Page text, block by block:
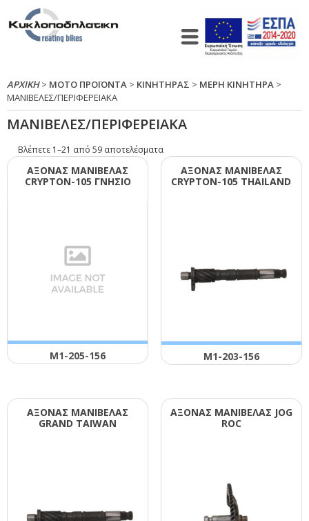
ΑΡΧΙΚΉ> ΜΟΤΟ ΠΡΟΪΟΝΤΑ > ΚΙΝΗΤΗΡΑΣ > ΜΕΡΗ ΚΙΝΗΤΗΡΑ >
ΜΑΝΙΒΕΛΕΣ/ΠΕΡΙΦΕΡΕΙΑΚΑ
ΜΑΝΙΒΕΛΕΣ/ΠΕΡΙΦΕΡΕΙΑΚΑ
Βλέπετε 1–21 από 59 αποτελέσματα
ΑΞΟΝΑΣ ΜΑΝΙΒΕΛΑΣ
CRΥΡΤΟΝ-105 ΓΝΗΣΙΟ
Μ1-205-156
ΑΞΟΝΑΣ ΜΑΝΙΒΕΛΑΣ
CRΥΡΤΟΝ-105 ΤΗΑΙLΑΝD
Μ1-203-156
ΑΞΟΝΑΣ ΜΑΝΙΒΕΛΑΣ
GRΑΝD ΤΑΙWΑΝ
ΑΞΟΝΑΣ ΜΑΝΙΒΕΛΑΣ JΟG
RΟC